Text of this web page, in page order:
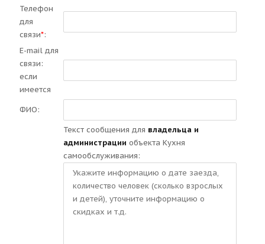
Телефон
для
связи*:
E-mail для
связи:
если
имеется
ФИО:
Текст сообщения для владельца и
администрации объекта Кухня
самообслуживания: